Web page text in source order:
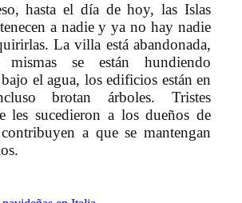
hasta el día de hoy, las Islas
a nadie y ya no hay nadie
La villa está abandonada,
se están hundiendo
el agua, los edificios están en
brotan árboles. Tristes
les sucedieron a los dueños de
a que se mantengan